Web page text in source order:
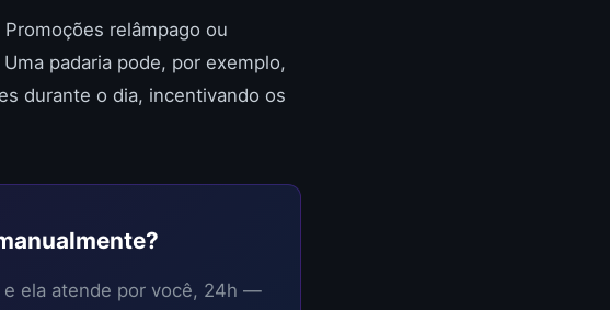
Promoções relâmpago ou
padaria pode, por exemplo,
durante o dia, incentivando os
e ela atende por você, 24h —